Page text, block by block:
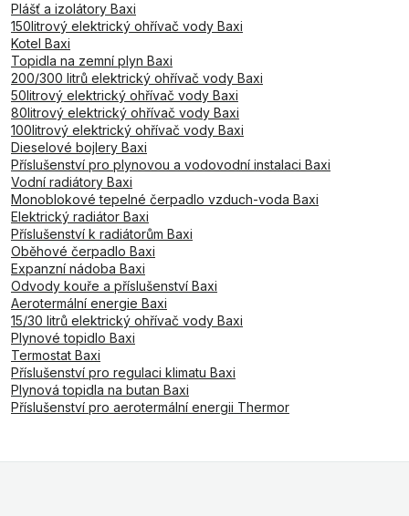
Plášť a izolátory Baxi
150litrový elektrický ohřívač vody Baxi
Kotel Baxi
Topidla na zemní plyn Baxi
200/300 litrů elektrický ohřívač vody Baxi
50litrový elektrický ohřívač vody Baxi
80litrový elektrický ohřívač vody Baxi
100litrový elektrický ohřívač vody Baxi
Dieselové bojlery Baxi
Příslušenství pro plynovou a vodovodní instalaci Baxi
Vodní radiátory Baxi
Monoblokové tepelné čerpadlo vzduch-voda Baxi
Elektrický radiátor Baxi
Příslušenství k radiátorům Baxi
Oběhové čerpadlo Baxi
Expanzní nádoba Baxi
Odvody kouře a příslušenství Baxi
Aerotermální energie Baxi
15/30 litrů elektrický ohřívač vody Baxi
Plynové topidlo Baxi
Termostat Baxi
Příslušenství pro regulaci klimatu Baxi
Plynová topidla na butan Baxi
Příslušenství pro aerotermální energii Thermor